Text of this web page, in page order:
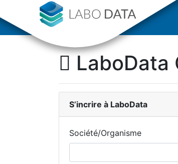
LaboData
S’incrire à LaboData
Société/Organisme